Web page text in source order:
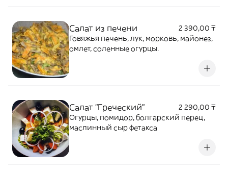
Салат из печени
2 390,00 ₸
Говяжья печень, лук, морковь, майонез,
омлет, соленные огурцы.
Салат "Греческий"
2 290,00 ₸
Огурцы, помидор, болгарский перец,
маслинный сыр фетакса